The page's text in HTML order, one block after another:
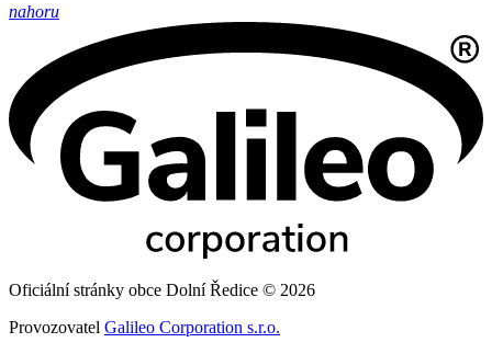
nahoru
Oficiální stránky obce Dolní Ředice © 2026
Provozovatel Galileo Corporation s.r.o.